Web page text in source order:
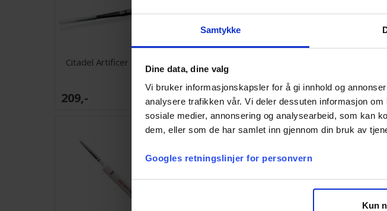
Samtykke
Dine data, dine valg
Vi bruker informasjonskapsler for å gi innhold og
analysere trafikken vår. Vi deler dessuten informasjon
sosiale medier, annonsering og analysearbeid, som kan
dem, eller som de har samlet inn gjennom din bruk av
Googles retningslinjer for personvern
Kun
Citadel Artificer Layer Brush X-Small
209,- lager:7 70,- lager: